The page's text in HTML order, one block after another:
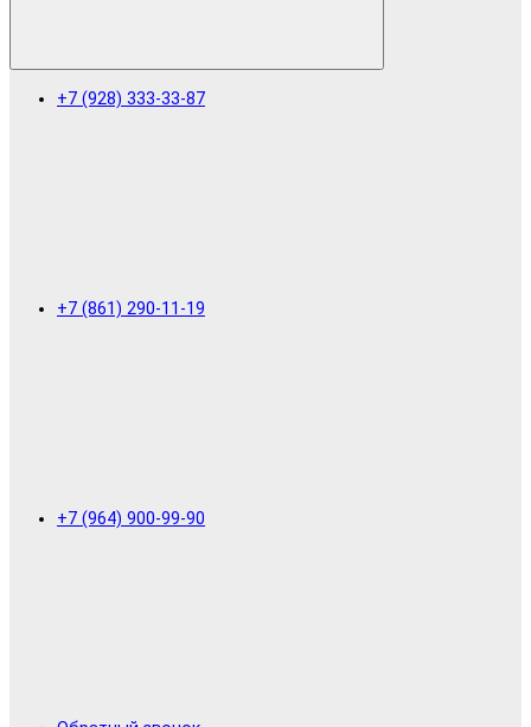
+7 (928) 333-33-87
+7 (861) 290-11-19
+7 (964) 900-99-90